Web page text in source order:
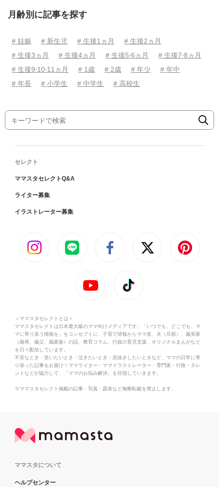
月齢別に記事を探す
# 妊娠 # 新生児 # 生後1ヵ月
# 生後2ヵ月
# 生後3ヵ月
# 生後4ヵ月 # 生後5⋅6ヵ月
# 生後7⋅8ヵ月
# 生後9⋅10⋅11ヵ月
# 1歳 # 2歳 # 年少
# 年中
# 年長
# 小学生 # 中学生 # 高校生
セレクト
ママスタセレクトQ&A
ライター募集
イラストレーター募集
＜ママスタセレクトとは＞
ママスタセレクトは日本最大級のママ向けメディアです。「いつでも、どこでも、マ
マに寄り添う情報を」をコンセプトに、子育て情報からママ友、夫（旦那）、義実家
（義母、義父、義家族）の話、教育コラム、行政の育児支援、オリジナルまんがなど
を日々配信しています。
不安なとき・笑いたいとき・泣きたいとき・息抜きしたいときなど、ママの日常に寄
り添った記事をお届け！ママライター・ママイラストレーター・専門家・行政・タレ
ントなどが協力して、「ママのお悩み解決」を目指していきます。
※ママスタセレクト掲載の記事・写真・図表など無断転載を禁止します。
ママスタについて
ヘルプセンター